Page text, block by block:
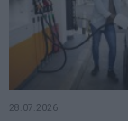
28.07.2026